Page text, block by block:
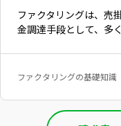
ファクタリングは、売
金調達手段として、多
ファクタリングの基礎知識